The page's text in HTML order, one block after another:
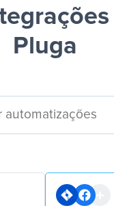
Pluga